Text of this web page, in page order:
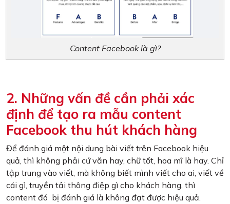
Content Facebook là gì?
2. Những vấn đề cần phải xác
định để tạo ra mẫu content
Facebook thu hút khách hàng
Để đánh giá một nội dung bài viết trên Facebook hiệu
quả, thì không phải cứ văn hay, chữ tốt, hoa mĩ là hay. Chỉ
tập trung vào viết, mà không biết mình viết cho ai, viết về
cái gì, truyền tải thông điệp gì cho khách hàng, thì
content đó bị đánh giá là không đạt được hiệu quả.